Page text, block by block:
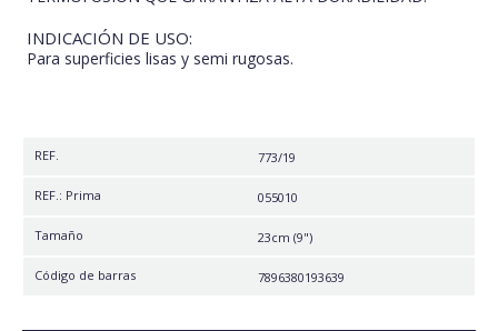
INDICACIÓN DE USO:
Para superficies lisas y semi rugosas.
REF. 773/19
REF.: Prima 055010
Tamaño 23cm (9")
Código de barras 7896380193639